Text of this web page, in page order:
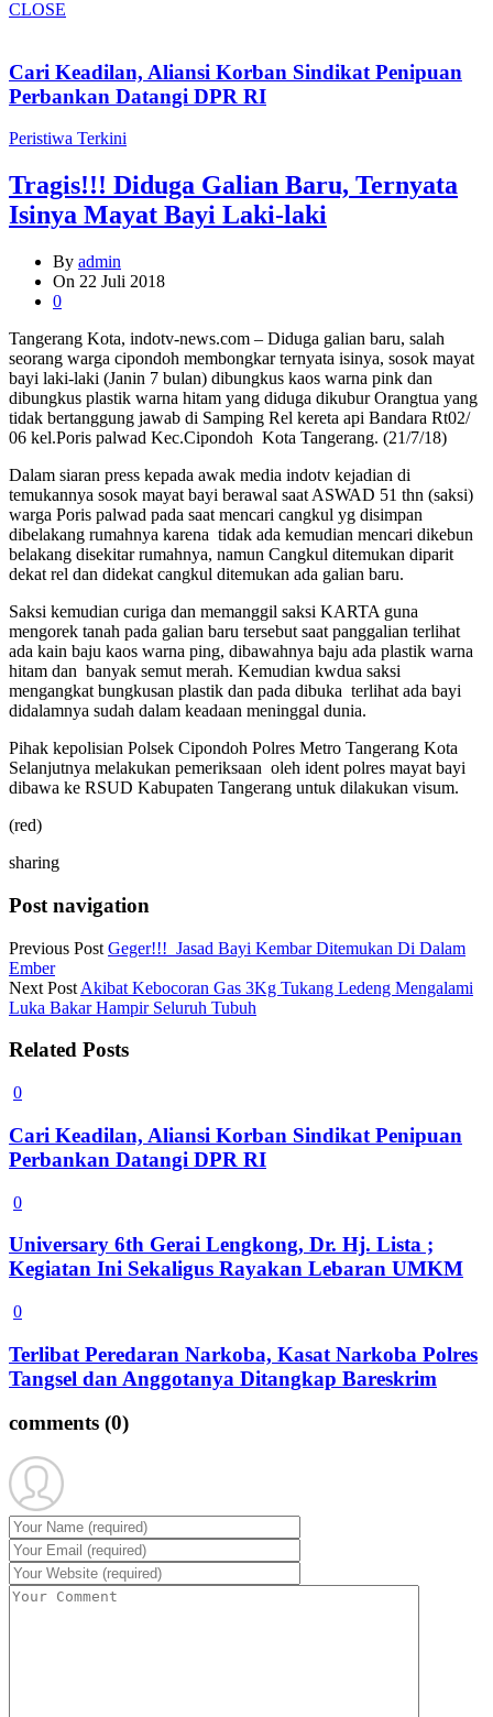
CLOSE
Cari Keadilan, Aliansi Korban Sindikat Penipuan
Perbankan Datangi DPR RI
Peristiwa Terkini
Tragis!!! Diduga Galian Baru, Ternyata
Isinya Mayat Bayi Laki-laki
By admin
On 22 Juli 2018
0
Tangerang Kota, indotv-news.com – Diduga galian baru, salah
seorang warga cipondoh membongkar ternyata isinya, sosok mayat
bayi laki-laki (Janin 7 bulan) dibungkus kaos warna pink dan
dibungkus plastik warna hitam yang diduga dikubur Orangtua yang
tidak bertanggung jawab di Samping Rel kereta api Bandara Rt02/
06 kel.Poris palwad Kec.Cipondoh Kota Tangerang. (21/7/18)
Dalam siaran press kepada awak media indotv kejadian di
temukannya sosok mayat bayi berawal saat ASWAD 51 thn (saksi)
warga Poris palwad pada saat mencari cangkul yg disimpan
dibelakang rumahnya karena tidak ada kemudian mencari dikebun
belakang disekitar rumahnya, namun Cangkul ditemukan diparit
dekat rel dan didekat cangkul ditemukan ada galian baru.
Saksi kemudian curiga dan memanggil saksi KARTA guna
mengorek tanah pada galian baru tersebut saat panggalian terlihat
ada kain baju kaos warna ping, dibawahnya baju ada plastik warna
hitam dan banyak semut merah. Kemudian kwdua saksi
mengangkat bungkusan plastik dan pada dibuka terlihat ada bayi
didalamnya sudah dalam keadaan meninggal dunia.
Pihak kepolisian Polsek Cipondoh Polres Metro Tangerang Kota
Selanjutnya melakukan pemeriksaan oleh ident polres mayat bayi
dibawa ke RSUD Kabupaten Tangerang untuk dilakukan visum.
(red)
sharing
Post navigation
Previous Post Geger!!! Jasad Bayi Kembar Ditemukan Di Dalam
Ember
Next Post Akibat Kebocoran Gas 3Kg Tukang Ledeng Mengalami
Luka Bakar Hampir Seluruh Tubuh
Related Posts
0
Cari Keadilan, Aliansi Korban Sindikat Penipuan
Perbankan Datangi DPR RI
0
Universary 6th Gerai Lengkong, Dr. Hj. Lista ;
Kegiatan Ini Sekaligus Rayakan Lebaran UMKM
0
Terlibat Peredaran Narkoba, Kasat Narkoba Polres
Tangsel dan Anggotanya Ditangkap Bareskrim
comments (0)